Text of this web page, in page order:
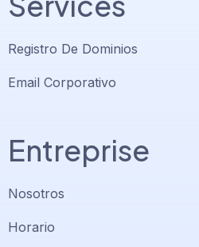
Registro De Dominios
Email Corporativo
Entreprise
Nosotros
Horario